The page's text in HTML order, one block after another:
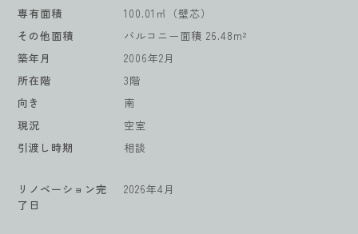
専有面積
100.01㎡（壁芯）
その他面積
バルコニー面積 26.48m²
築年月
2006年2月
所在階
3階
向き
南
現況
空室
引渡し時期
相談
リノベーション完
了日
2026年4月